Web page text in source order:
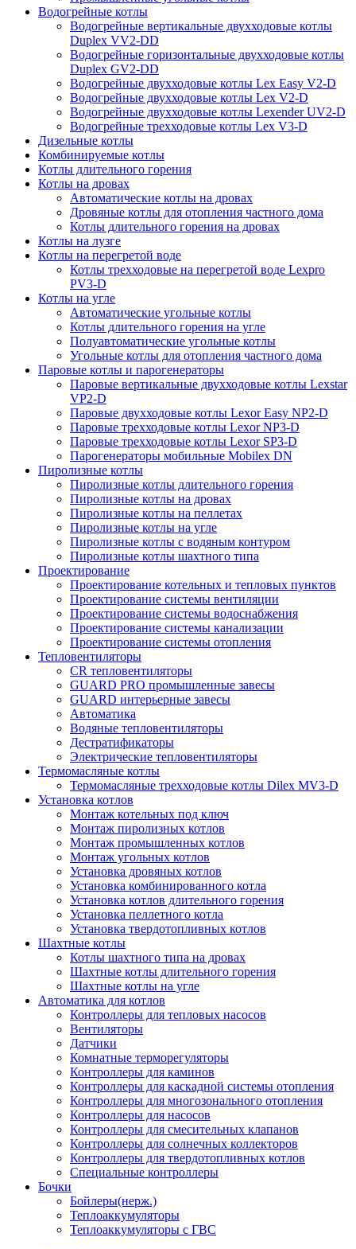
Водогрейные котлы
Водогрейные вертикальные двухходовые котлы
Duplex VV2-DD
Водогрейные горизонтальные двухходовые котлы
Duplex GV2-DD
Водогрейные двухходовые котлы Lex Easy V2-D
Водогрейные двухходовые котлы Lex V2-D
Водогрейные двухходовые котлы Lexender UV2-D
Водогрейные трехходовые котлы Lex V3-D
Дизельные котлы
Комбинируемые котлы
Котлы длительного горения
Котлы на дровах
Автоматические котлы на дровах
Дровяные котлы для отопления частного дома
Котлы длительного горения на дровах
Котлы на лузге
Котлы на перегретой воде
Котлы трехходовые на перегретой воде Lexpro
PV3-D
Котлы на угле
Автоматические угольные котлы
Котлы длительного горения на угле
Полуавтоматические угольные котлы
Угольные котлы для отопления частного дома
Паровые котлы и парогенераторы
Паровые вертикальные двухходовые котлы Lexstar
VP2-D
Паровые двухходовые котлы Lexor Easy NP2-D
Паровые трехходовые котлы Lexor NP3-D
Паровые трехходовые котлы Lexor SP3-D
Парогенераторы мобильные Mobilex DN
Пиролизные котлы
Пиролизные котлы длительного горения
Пиролизные котлы на дровах
Пиролизные котлы на пеллетах
Пиролизные котлы на угле
Пиролизные котлы с водяным контуром
Пиролизные котлы шахтного типа
Проектирование
Проектирование котельных и тепловых пунктов
Проектирование системы вентиляции
Проектирование системы водоснабжения
Проектирование системы канализации
Проектирование системы отопления
Тепловентиляторы
CR тепловентиляторы
GUARD PRO промышленные завесы
GUARD интерьерные завесы
Автоматика
Водяные тепловентиляторы
Дестратификаторы
Электрические тепловентиляторы
Термомасляные котлы
Термомасляные трехходовые котлы Dilex MV3-D
Установка котлов
Монтаж котельных под ключ
Монтаж пиролизных котлов
Монтаж промышленных котлов
Монтаж угольных котлов
Установка дровяных котлов
Установка комбинированного котла
Установка котлов длительного горения
Установка пеллетного котла
Установка твердотопливных котлов
Шахтные котлы
Котлы шахтного типа на дровах
Шахтные котлы длительного горения
Шахтные котлы на угле
Автоматика для котлов
Контроллеры для тепловых насосов
Вентиляторы
Датчики
Комнатные терморегуляторы
Контроллеры для каминов
Контроллеры для каскадной системы отопления
Контроллеры для многозонального отопления
Контроллеры для насосов
Контроллеры для смесительных клапанов
Контроллеры для солнечных коллекторов
Контроллеры для твердотопливных котлов
Специальные контроллеры
Бочки
Бойлеры(нерж.)
Теплоаккумуляторы
Теплоаккумуляторы с ГВС